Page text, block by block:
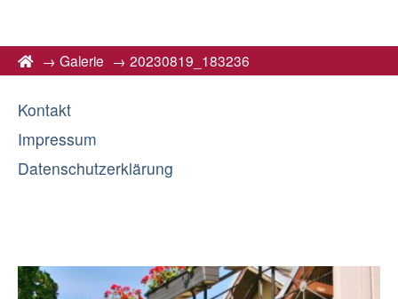
→ Galerie → 20230819_183236
Kontakt
Impressum
Datenschutzerklärung